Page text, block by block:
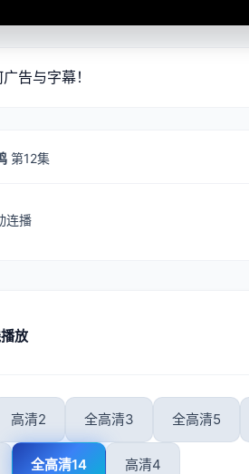
告与字幕！
第12集
连播
放
高清2 全高清3 全高清5
全高清14 高清4